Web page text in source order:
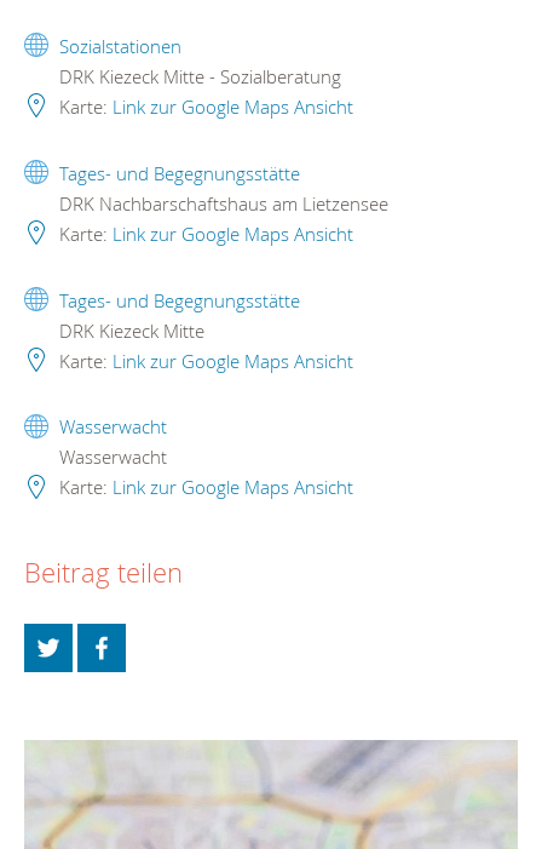
Sozialstationen
DRK Kiezeck Mitte - Sozialberatung
Karte: Link zur Google Maps Ansicht
Tages- und Begegnungsstätte
DRK Nachbarschaftshaus am Lietzensee
Karte: Link zur Google Maps Ansicht
Tages- und Begegnungsstätte
DRK Kiezeck Mitte
Karte: Link zur Google Maps Ansicht
Wasserwacht
Wasserwacht
Karte: Link zur Google Maps Ansicht
Beitrag teilen